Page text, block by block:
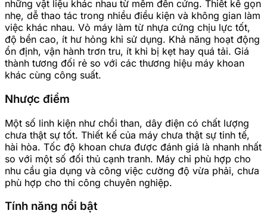
những vật liệu khác nhau từ mềm đến cứng. Thiết kế gọn
nhẹ, dễ thao tác trong nhiều điều kiện và không gian làm
việc khác nhau. Vỏ máy làm từ nhựa cứng chịu lực tốt,
độ bền cao, ít hư hỏng khi sử dụng. Khả năng hoạt động
ổn định, vận hành trơn tru, ít khi bị kẹt hay quá tải. Giá
thành tương đối rẻ so với các thương hiệu máy khoan
khác cùng công suất.
Nhược điểm
Một số linh kiện như chổi than, dây điện có chất lượng
chưa thật sự tốt. Thiết kế của máy chưa thật sự tinh tế,
hài hòa. Tốc độ khoan chưa được đánh giá là nhanh nhất
so với một số đối thủ cạnh tranh. Máy chỉ phù hợp cho
nhu cầu gia dụng và công việc cường độ vừa phải, chưa
phù hợp cho thi công chuyên nghiệp.
Tính năng nổi bật